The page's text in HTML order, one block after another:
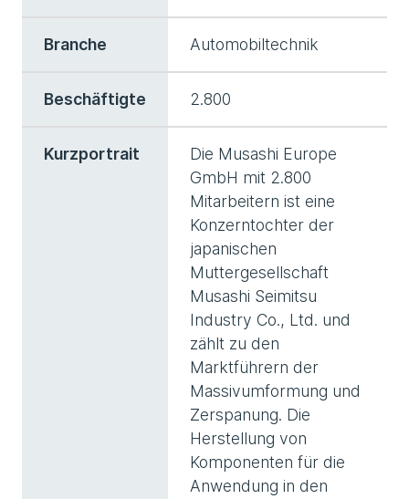
Branche Automobiltechnik
Beschäftigte 2.800
Kurzportrait
Die Musashi Europe
GmbH mit 2.800
Mitarbeitern ist eine
Konzerntochter der
japanischen
Muttergesellschaft
Musashi Seimitsu
Industry Co., Ltd. und
zählt zu den
Marktführern der
Massivumformung und
Zerspanung. Die
Herstellung von
Komponenten für die
Anwendung in den